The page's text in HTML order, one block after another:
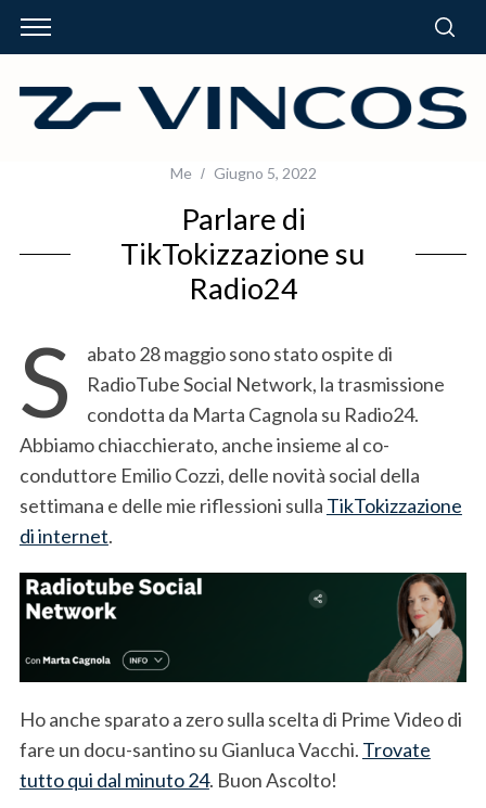
Me Giugno 5, 2022
Parlare di
TikTokizzazione su
Radio24
S
abato 28 maggio sono stato ospite di
RadioTube Social Network, la trasmissione
condotta da Marta Cagnola su Radio24.
Abbiamo chiacchierato, anche insieme al co-
conduttore Emilio Cozzi, delle novità social della
settimana e delle mie riflessioni sulla TikTokizzazione
di internet.
Ho anche sparato a zero sulla scelta di Prime Video di
fare un docu-santino su Gianluca Vacchi. Trovate
tutto qui dal minuto 24. Buon Ascolto!